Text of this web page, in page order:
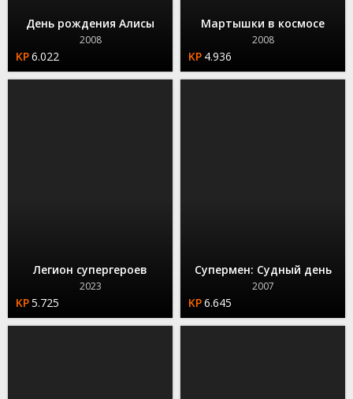
День рождения Алисы
2008
6.022
Мартышки в космосе
2008
4.936
Легион супергероев
2023
5.725
Супермен: Судный день
2007
6.645